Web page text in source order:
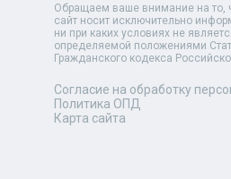
Обращаем ваше внимание на то,
сайт носит исключительно
ни при каких условиях не
определяемой положениями
Гражданского кодекса
Согласие на обработку
Политика ОПД
Карта сайта